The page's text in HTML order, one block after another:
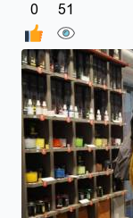
0 51